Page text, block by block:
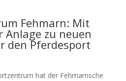
Fehmarn: Mit
Anlage zu neuen
den Pferdesport
hat der Fehmarnsche